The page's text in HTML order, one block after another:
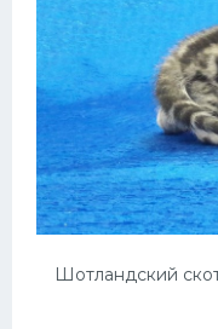
Шотландский